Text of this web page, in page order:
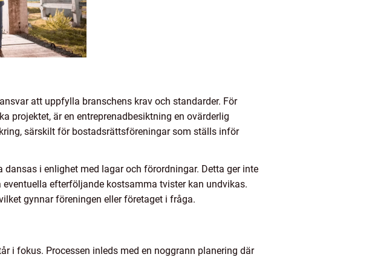
att uppfylla branschens krav och standarder. För
projektet, är en entreprenadbesiktning en ovärderlig
särskilt för bostadsrättsföreningar som ställs inför
i enlighet med lagar och förordningar. Detta ger inte
efterföljande kostsamma tvister kan undvikas.
gynnar föreningen eller företaget i fråga.
i fokus. Processen inleds med en noggrann planering där